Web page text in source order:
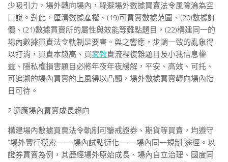
少吸引力，場外轉向場內，躲避場外數據買賣法令風險淪為空
口說。對此，厘清數據產權、(19)可買賣數據范圍、(20)數據訂
價、(21)數據買賣所的屬性與效能等難點題目，(22)構建同一的
場內數據買賣法令軌制是要害。與之響應，步調一致的亂象得
以打消，買賣本錢高、買家教賣流程復雜題目及小我信息權
益、隱私權損害題目必將年夜年夜緩解，平安、高效、可托、
可追溯的場內買賣的上風得以凸顯，場外數據買賣轉向場內指
日可待。
2.適應場內買賣成長趨向
構建場內數據買賣法令軌制可鑒戒證券、期貨等買賣，均遵守
“場外實行摸索——場內試點衍化——場內同一規制”途徑。以
證券買賣為例，其歷經場外原始成長、場內自立治理、國度同